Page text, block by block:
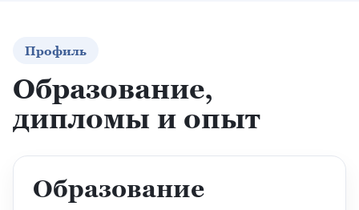
Профиль
Образование,
дипломы и опыт
Образование